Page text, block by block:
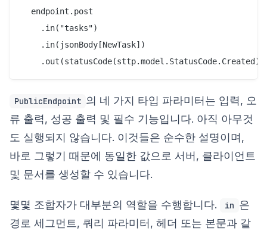
  endpoint.post
    .in("tasks")
    .in(jsonBody[NewTask])
PublicEndpoint 의 네 가지 타입 파라미터는 입력, 오
류 출력, 성공 출력 및 필수 기능입니다. 아직 아무것
도 실행되지 않습니다. 이것들은 순수한 설명이며,
바로 그렇기 때문에 동일한 값으로 서버, 클라이언트
및 문서를 생성할 수 있습니다.
몇몇 조합자가 대부분의 역할을 수행합니다. in 은
경로 세그먼트, 쿼리 파라미터, 헤더 또는 본문과 같